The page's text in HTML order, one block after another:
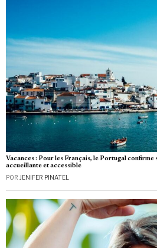
Vacances : Pour les Français, le Portugal
accueillante et accessible
POR JENIFER PINATEL